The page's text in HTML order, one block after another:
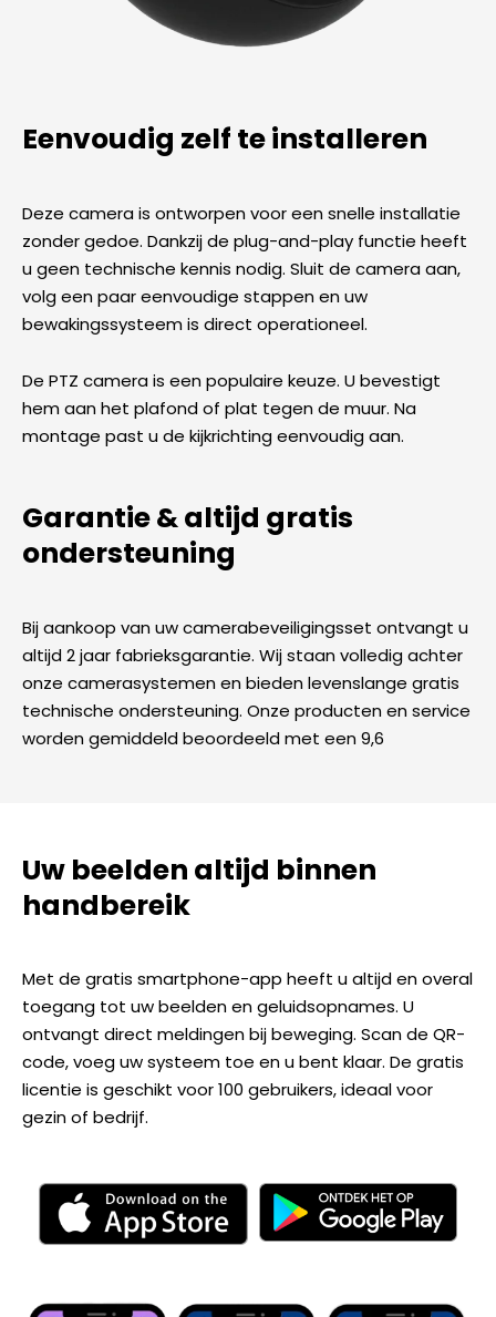
Eenvoudig zelf te installeren
Deze camera is ontworpen voor een snelle installatie
zonder gedoe. Dankzij de plug-and-play functie heeft
u geen technische kennis nodig. Sluit de camera aan,
volg een paar eenvoudige stappen en uw
bewakingssysteem is direct operationeel.
De PTZ camera is een populaire keuze. U bevestigt
hem aan het plafond of plat tegen de muur. Na
montage past u de kijkrichting eenvoudig aan.
Garantie & altijd gratis
ondersteuning
Bij aankoop van uw camerabeveiligingsset ontvangt u
altijd 2 jaar fabrieksgarantie. Wij staan volledig achter
onze camerasystemen en bieden levenslange gratis
technische ondersteuning. Onze producten en service
worden gemiddeld beoordeeld met een 9,6
Uw beelden altijd binnen
handbereik
Met de gratis smartphone-app heeft u altijd en overal
toegang tot uw beelden en geluidsopnames. U
ontvangt direct meldingen bij beweging. Scan de QR-
code, voeg uw systeem toe en u bent klaar. De gratis
licentie is geschikt voor 100 gebruikers, ideaal voor
gezin of bedrijf.